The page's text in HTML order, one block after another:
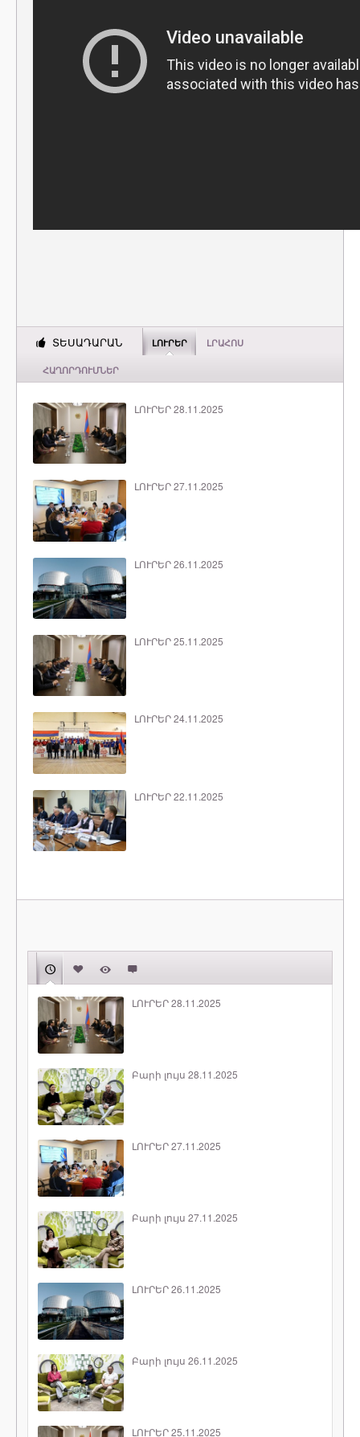
ՏԵՍԱԴԱՐԱՆ ԼՈՒՐԵՐ ԼՐԱՀՈՍ
ՀԱՂՈՐԴՈՒՄՆԵՐ
ԼՈՒՐԵՐ 28.11.2025
ԼՈՒՐԵՐ 27.11.2025
ԼՈՒՐԵՐ 26.11.2025
ԼՈՒՐԵՐ 25.11.2025
ԼՈՒՐԵՐ 24.11.2025
ԼՈՒՐԵՐ 22.11.2025
ԼՈՒՐԵՐ 28.11.2025
Բարի լույս 28.11.2025
ԼՈՒՐԵՐ 27.11.2025
Բարի լույս 27.11.2025
ԼՈՒՐԵՐ 26.11.2025
Բարի լույս 26.11.2025
ԼՈՒՐԵՐ 25.11.2025